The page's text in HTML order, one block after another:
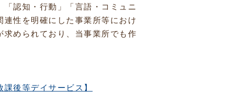
認知・行動」「言語・コミュニ
性を明確にした事業所等におけ
求められており、当事業所でも作
後等デイサービス】